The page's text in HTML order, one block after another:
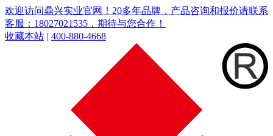
欢迎访问鼎兴实业官网！20多年品牌，产品咨询和报价请联系
客服：18027021535，期待与您合作！
收藏本站 | 400-880-4668